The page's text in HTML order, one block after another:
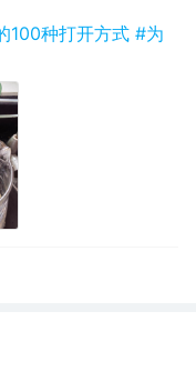
100种打开方式 #为